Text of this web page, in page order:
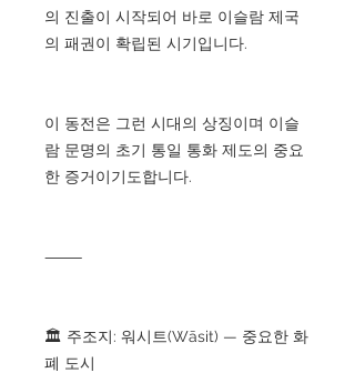
의 진출이 시작되어 바로 이슬람 제국
의 패권이 확립된 시기입니다.
이 동전은 그런 시대의 상징이며 이슬
람 문명의 초기 통일 통화 제도의 중요
한 증거이기도합니다.
⸻
🏛️ 주조지: 워시트(Wāsit) — 중요한 화
폐 도시